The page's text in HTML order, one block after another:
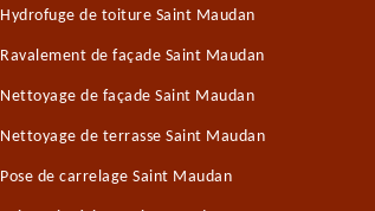
Hydrofuge de toiture Saint Maudan
Ravalement de façade Saint Maudan
Nettoyage de façade Saint Maudan
Nettoyage de terrasse Saint Maudan
Pose de carrelage Saint Maudan